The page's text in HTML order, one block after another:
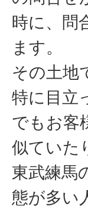
時に、問
ます。
その土地
特に目立
でもお客
似ていた
東武練馬
態が多い